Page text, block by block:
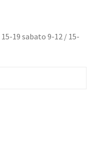
19 sabato 9-12 / 15-